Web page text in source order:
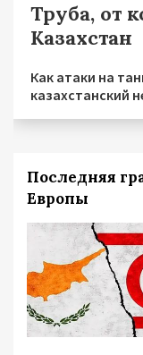
Труба, от
Казахстан
Как атаки на
казахстанский
Последняя
Европы